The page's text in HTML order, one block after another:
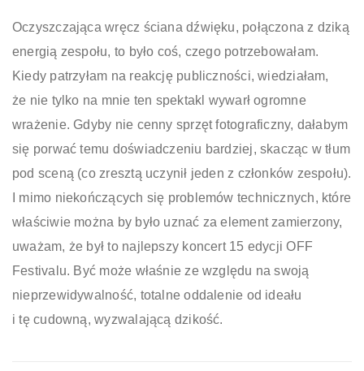
Oczyszczająca wręcz ściana dźwięku, połączona z dziką
energią zespołu, to było coś, czego potrzebowałam.
Kiedy patrzyłam na reakcję publiczności, wiedziałam,
że nie tylko na mnie ten spektakl wywarł ogromne
wrażenie. Gdyby nie cenny sprzęt fotograficzny, dałabym
się porwać temu doświadczeniu bardziej, skacząc w tłum
pod sceną (co zresztą uczynił jeden z członków zespołu).
I mimo niekończących się problemów technicznych, które
właściwie można by było uznać za element zamierzony,
uważam, że był to najlepszy koncert 15 edycji OFF
Festivalu. Być może właśnie ze względu na swoją
nieprzewidywalność, totalne oddalenie od ideału
i tę cudowną, wyzwalającą dzikość.